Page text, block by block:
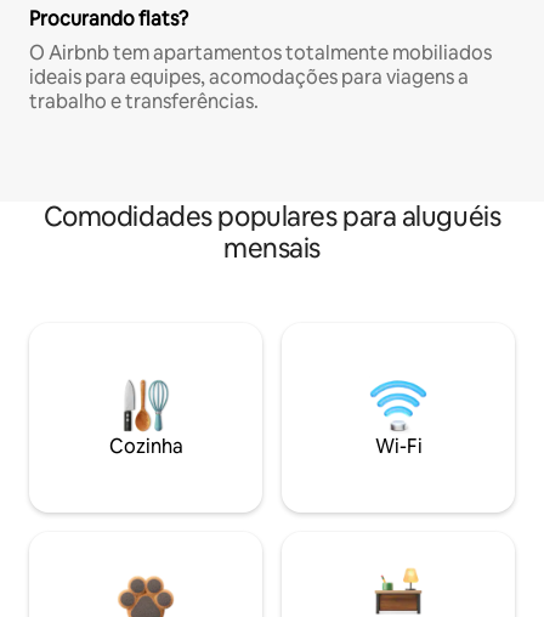
Procurando flats?
O Airbnb tem apartamentos totalmente mobiliados
ideais para equipes, acomodações para viagens a
trabalho e transferências.
Comodidades populares para aluguéis
mensais
Cozinha Wi-Fi